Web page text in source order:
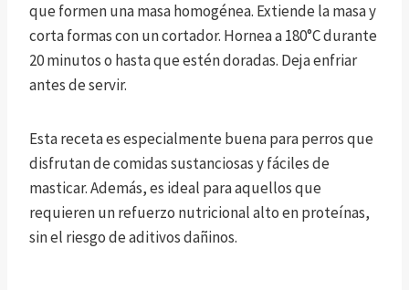
que formen una masa homogénea. Extiende la masa y
corta formas con un cortador. Hornea a 180°C durante
20 minutos o hasta que estén doradas. Deja enfriar
antes de servir.
Esta receta es especialmente buena para perros que
disfrutan de comidas sustanciosas y fáciles de
masticar. Además, es ideal para aquellos que
requieren un refuerzo nutricional alto en proteínas,
sin el riesgo de aditivos dañinos.